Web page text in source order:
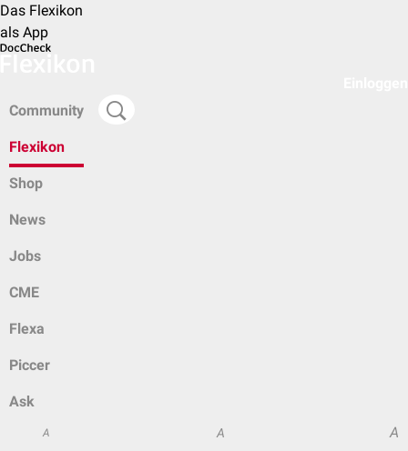
Das Flexikon
als App
Community
Flexikon
Shop
News
Jobs
CME
Flexa
Piccer
Ask
A A A